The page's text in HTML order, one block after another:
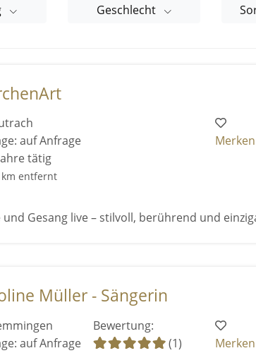
Geschlecht
auf Anfrage
tätig
km entfernt
Merken
und Gesang live – stilvoll, berührend und
Müller - Sängerin
auf Anfrage
Bewertung:
(1)
Merken